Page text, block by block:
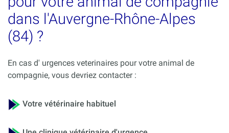
dans l'Auvergne-Rhône-Alpes
(84) ?
En cas d' urgences veterinaires pour votre animal de
compagnie, vous devriez contacter :
Votre vétérinaire habituel